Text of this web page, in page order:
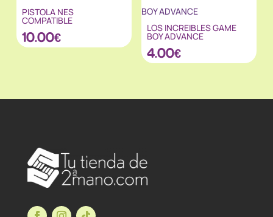
PISTOLA NES
COMPATIBLE
10.00€
LOS INCREIBLES GAME
BOY ADVANCE
4.00€